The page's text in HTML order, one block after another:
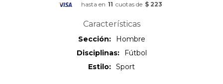
hasta en 11 cuotas de $ 223
Características
Sección
Hombre
Disciplinas
Fútbol
Estilo
Sport